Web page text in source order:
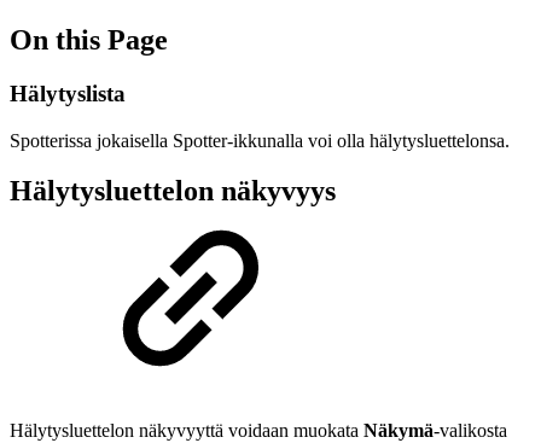
On this Page
Hälytyslista
Spotterissa jokaisella Spotter-ikkunalla voi olla hälytysluettelonsa.
Hälytysluettelon näkyvyys
Hälytysluettelon näkyvyyttä voidaan muokata Näkymä-valikosta